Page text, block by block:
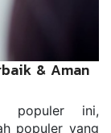
& Aman
populer ini,
populer yang